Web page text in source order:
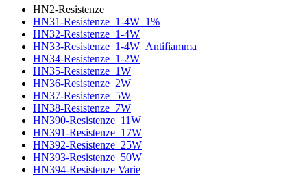
HN2-Resistenze
HN31-Resistenze_1-4W_1%
HN32-Resistenze_1-4W
HN33-Resistenze_1-4W_Antifiamma
HN34-Resistenze_1-2W
HN35-Resistenze_1W
HN36-Resistenze_2W
HN37-Resistenze_5W
HN38-Resistenze_7W
HN390-Resistenze_11W
HN391-Resistenze_17W
HN392-Resistenze_25W
HN393-Resistenze_50W
HN394-Resistenze Varie